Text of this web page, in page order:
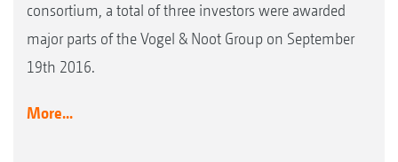
consortium, a total of three investors were awarded
major parts of the Vogel & Noot Group on September
19th 2016.
More...